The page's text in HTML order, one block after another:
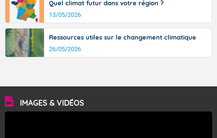
Quel climat futur dans votre région ?
13/05/2026
Ressources utiles sur le changement climatique
26/05/2026
IMAGES & VIDÉOS